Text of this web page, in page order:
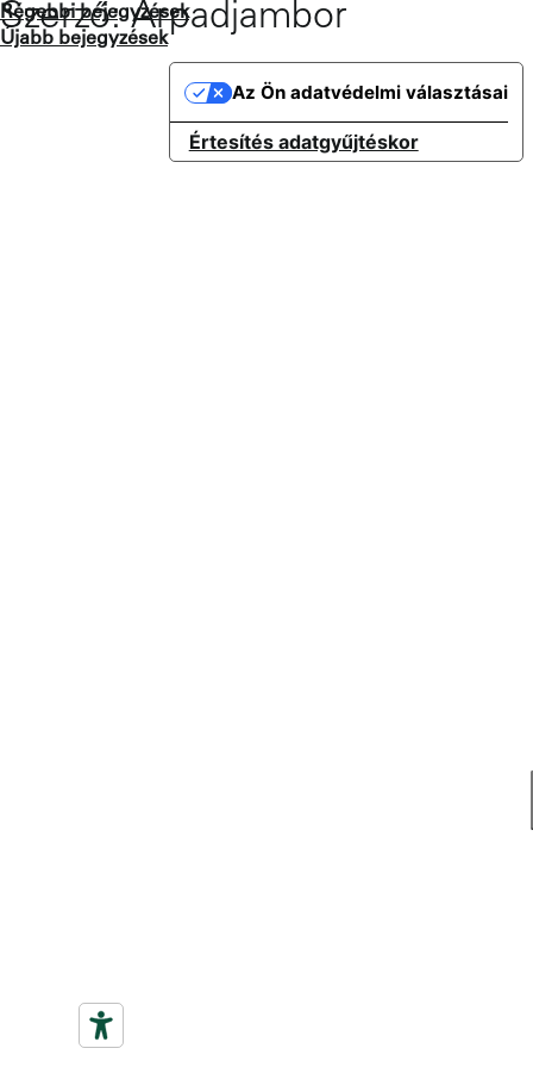
Skip
to
Szerző:Arpadjambor
Bejegyzés
navigáció
Régebbi bejegyzések
Újabb bejegyzések
Értesítés adatgyűjtéskor
Az Ön adatvédelmi választásai